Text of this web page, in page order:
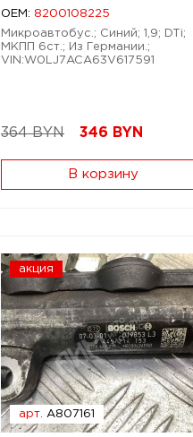
OEM: 8200108225
Микроавтобус.; Синий; 1,9; DTi;
МКПП 6ст.; Из Германии.;
VIN:W0LJ7ACA63V617591
364 BYN 346 BYN
В корзину
акция
арт. A807161